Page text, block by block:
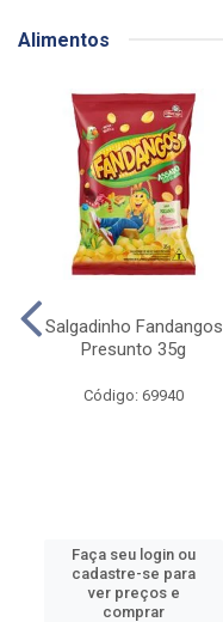
Alimentos
Salgadinho Fandangos
Presunto 35g
Código: 69940
Faça seu login ou
cadastre-se para
ver preços e
comprar